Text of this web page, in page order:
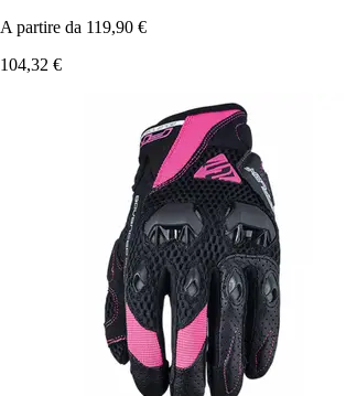
A partire da 119,90 €
104,32 €